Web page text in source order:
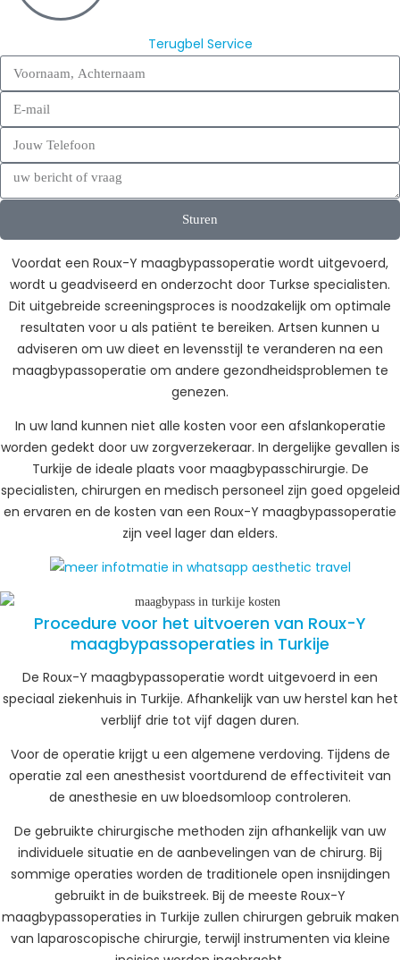
Terugbel Service
Sturen
Voordat een Roux-Y maagbypassoperatie wordt uitgevoerd,
wordt u geadviseerd en onderzocht door Turkse specialisten.
Dit uitgebreide screeningsproces is noodzakelijk om optimale
resultaten voor u als patiënt te bereiken. Artsen kunnen u
adviseren om uw dieet en levensstijl te veranderen na een
maagbypassoperatie om andere gezondheidsproblemen te
genezen.
In uw land kunnen niet alle kosten voor een afslankoperatie
worden gedekt door uw zorgverzekeraar. In dergelijke gevallen is
Turkije de ideale plaats voor maagbypasschirurgie. De
specialisten, chirurgen en medisch personeel zijn goed opgeleid
en ervaren en de kosten van een Roux-Y maagbypassoperatie
zijn veel lager dan elders.
Procedure voor het uitvoeren van Roux-Y
maagbypassoperaties in Turkije
De Roux-Y maagbypassoperatie wordt uitgevoerd in een
speciaal ziekenhuis in Turkije. Afhankelijk van uw herstel kan het
verblijf drie tot vijf dagen duren.
Voor de operatie krijgt u een algemene verdoving. Tijdens de
operatie zal een anesthesist voortdurend de effectiviteit van
de anesthesie en uw bloedsomloop controleren.
De gebruikte chirurgische methoden zijn afhankelijk van uw
individuele situatie en de aanbevelingen van de chirurg. Bij
sommige operaties worden de traditionele open insnijdingen
gebruikt in de buikstreek. Bij de meeste Roux-Y
maagbypassoperaties in Turkije zullen chirurgen gebruik maken
van laparoscopische chirurgie, terwijl instrumenten via kleine